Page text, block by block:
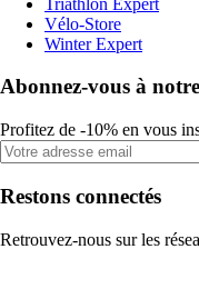
Vélo-Store
Winter Expert
Abonnez-vous à
Profitez de -10% en vous
Restons connectés
Retrouvez-nous sur les